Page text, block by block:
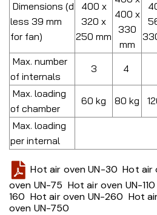
Dimensions (d
less 39 mm
for fan)
400 x
320 x
250 mm
400 x
330
mm
Max. number
of internals
3 4
Max. loading
of chamber
60 kg 80 kg
Max. loading
per internal
Hot air oven UN-30 Hot air
oven UN-75 Hot air oven UN-110
160 Hot air oven UN-260 Hot
oven UN-750